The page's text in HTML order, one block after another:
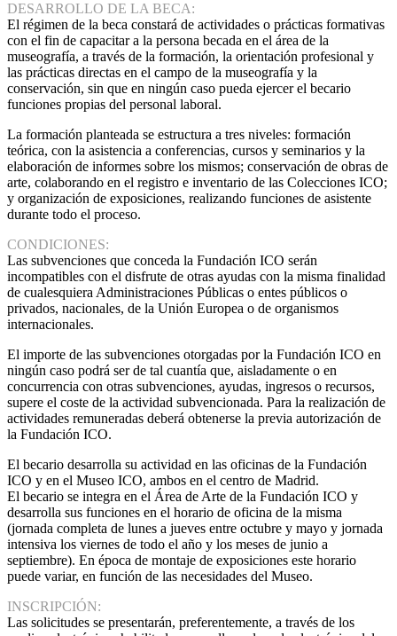
DESARROLLO DE LA BECA:
El régimen de la beca constará de actividades o prácticas formativas
con el fin de capacitar a la persona becada en el área de la
museografía, a través de la formación, la orientación profesional y
las prácticas directas en el campo de la museografía y la
conservación, sin que en ningún caso pueda ejercer el becario
funciones propias del personal laboral.
La formación planteada se estructura a tres niveles: formación
teórica, con la asistencia a conferencias, cursos y seminarios y la
elaboración de informes sobre los mismos; conservación de obras de
arte, colaborando en el registro e inventario de las Colecciones ICO;
y organización de exposiciones, realizando funciones de asistente
durante todo el proceso.
CONDICIONES:
Las subvenciones que conceda la Fundación ICO serán
incompatibles con el disfrute de otras ayudas con la misma finalidad
de cualesquiera Administraciones Públicas o entes públicos o
privados, nacionales, de la Unión Europea o de organismos
internacionales.
El importe de las subvenciones otorgadas por la Fundación ICO en
ningún caso podrá ser de tal cuantía que, aisladamente o en
concurrencia con otras subvenciones, ayudas, ingresos o recursos,
supere el coste de la actividad subvencionada. Para la realización de
actividades remuneradas deberá obtenerse la previa autorización de
la Fundación ICO.
El becario desarrolla su actividad en las oficinas de la Fundación
ICO y en el Museo ICO, ambos en el centro de Madrid.
El becario se integra en el Área de Arte de la Fundación ICO y
desarrolla sus funciones en el horario de oficina de la misma
(jornada completa de lunes a jueves entre octubre y mayo y jornada
intensiva los viernes de todo el año y los meses de junio a
septiembre). En época de montaje de exposiciones este horario
puede variar, en función de las necesidades del Museo.
INSCRIPCIÓN:
Las solicitudes se presentarán, preferentemente, a través de los